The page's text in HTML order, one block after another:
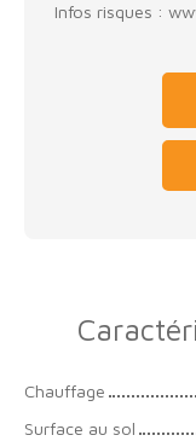
Infos risques :
Chauffage
Surface au sol